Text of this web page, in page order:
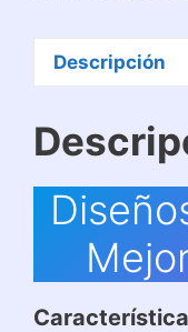
Descripción